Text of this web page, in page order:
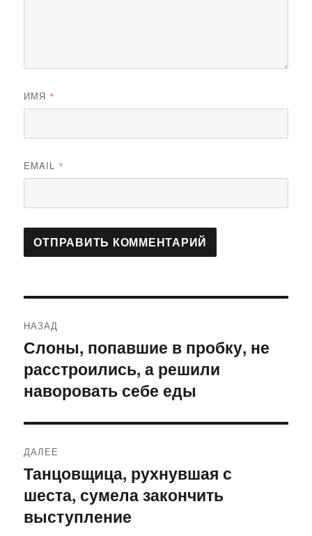
ИМЯ *
EMAIL *
по
записям
НАЗАД
Предыдущая
запись:
Слоны, попавшие в пробку, не
расстроились, а решили
наворовать себе еды
ДАЛЕЕ
Следующая
запись:
Танцовщица, рухнувшая с
шеста, сумела закончить
выступление